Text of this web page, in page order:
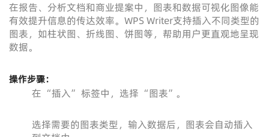
在报告、分析文档和商业提案中，图表和数据可视化图像能
有效提升信息的传达效率。WPS Writer支持插入不同类型的
图表，如柱状图、折线图、饼图等，帮助用户更直观地呈现
数据。
操作步骤：
在 “插入” 标签中，选择 “图表”。
选择需要的图表类型，输入数据后，图表会自动插入